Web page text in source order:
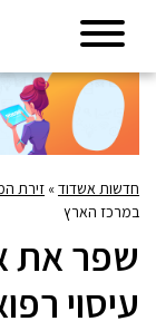
חדשות אשדוד» זירת
במרכז הארץ
שפר את
עיסוי